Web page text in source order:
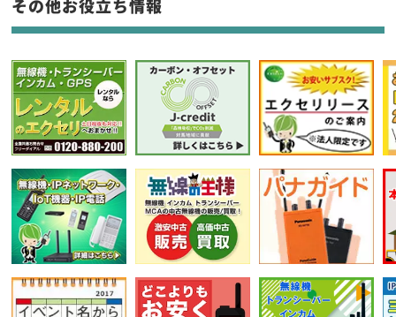
フリーワード入力(製品名等)
選択条件をリセット
その他お役立ち情報